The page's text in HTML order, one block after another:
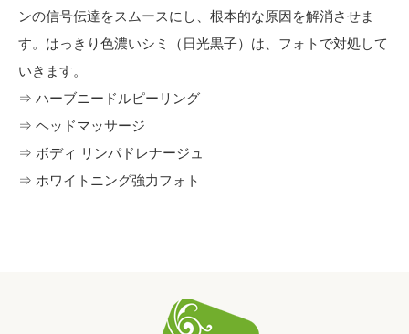
ンの信号伝達をスムースにし、根本的な原因を解消させま
す。はっきり色濃いシミ（日光黒子）は、フォトで対処して
いきます。
⇒ ハーブニードルピーリング
⇒ ヘッドマッサージ
⇒ ボディ リンパドレナージュ
⇒ ホワイトニング強力フォト